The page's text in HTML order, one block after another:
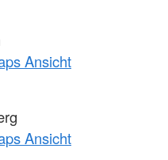
Ansicht
Ansicht